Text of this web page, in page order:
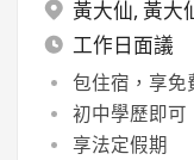
黃大仙, 黃大
工作日面議
包住宿，享免
初中學歷即可
享法定假期